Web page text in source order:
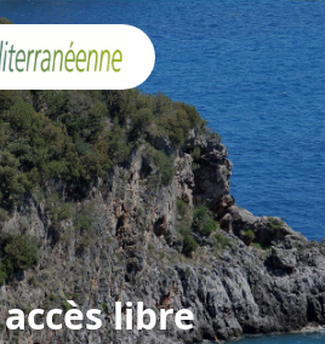
libre
cookies